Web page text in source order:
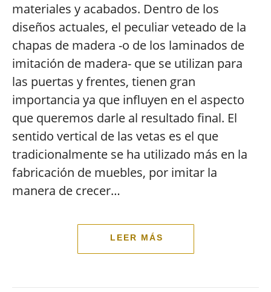
materiales y acabados. Dentro de los
diseños actuales, el peculiar veteado de la
chapas de madera -o de los laminados de
imitación de madera- que se utilizan para
las puertas y frentes, tienen gran
importancia ya que influyen en el aspecto
que queremos darle al resultado final. El
sentido vertical de las vetas es el que
tradicionalmente se ha utilizado más en la
fabricación de muebles, por imitar la
manera de crecer…